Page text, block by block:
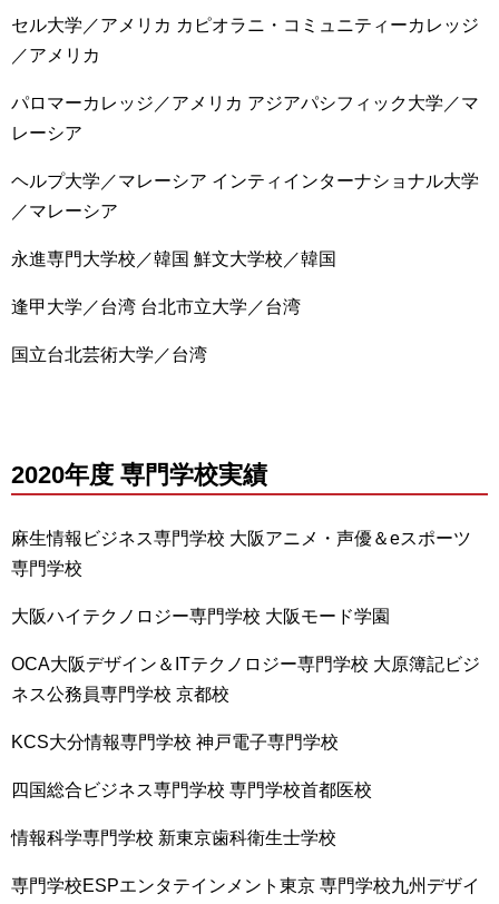
セル大学／アメリカ カピオラニ・コミュニティーカレッジ
／アメリカ
パロマーカレッジ／アメリカ アジアパシフィック大学／マ
レーシア
ヘルプ大学／マレーシア インティインターナショナル大学
／マレーシア
永進専門大学校／韓国 鮮文大学校／韓国
逢甲大学／台湾 台北市立大学／台湾
国立台北芸術大学／台湾
2020年度 専門学校実績
麻生情報ビジネス専門学校 大阪アニメ・声優＆eスポーツ
専門学校
大阪ハイテクノロジー専門学校 大阪モード学園
OCA大阪デザイン＆ITテクノロジー専門学校 大原簿記ビジ
ネス公務員専門学校 京都校
KCS大分情報専門学校 神戸電子専門学校
四国総合ビジネス専門学校 専門学校首都医校
情報科学専門学校 新東京歯科衛生士学校
専門学校ESPエンタテインメント東京 専門学校九州デザイ